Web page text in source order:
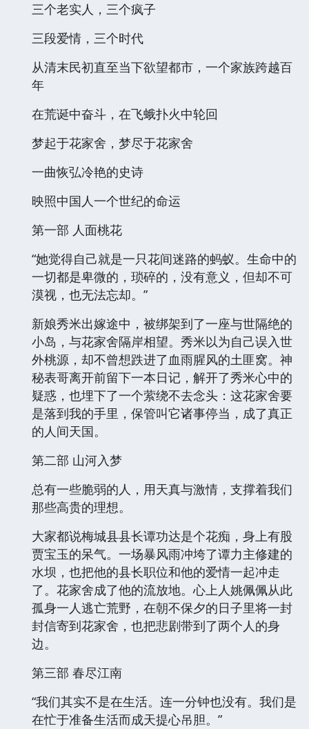
三个老实人，三个疯子
三段爱情，三个时代
从清末民初直至当下欲望都市，一个家族跨越百
年
在荒诞中奋斗，在飞蛾扑火中轮回
梦起于花家舍，梦尽于花家舍
一曲恢弘冷艳的史诗
映照中国人一个世纪的命运
第一部 人面桃花
“她觉得自己就是一只花间迷路的蚂蚁。生命中的
一切都是卑微的，琐碎的，没有意义，但却不可
漠视，也无法忘却。”
新娘秀米出嫁途中，被绑架到了一座与世隔绝的
小岛，与花家舍隔岸相望。秀米以为自己误入世
外桃源，却不曾想跌进了血雨腥风的土匪窝。神
秘表哥离开前留下一本日记，解开了秀米心中的
疑惑，也埋下了一个萦绕不去念头：这花家舍要
是落到我的手里，保管叫它诸事停当，成了真正
的人间天国。
第二部 山河入梦
总有一些脆弱的人，用天真与激情，支撑着我们
那些高贵的理想。
大家都说梅城县县长谭功达是个花痴，身上有股
贾宝玉的呆气。一场暴风雨冲垮了谭力主修建的
水坝，也把他的县长职位和他的爱情一起冲走
了。花家舍成了他的流放地。心上人姚佩佩从此
孤身一人逃亡荒野，在朝不保夕的日子里将一封
封信寄到花家舍，也把悲剧带到了两个人的身
边。
第三部 春尽江南
“我们其实不是在生活。连一分钟也没有。我们是
在忙于准备生活而成天提心吊胆。”